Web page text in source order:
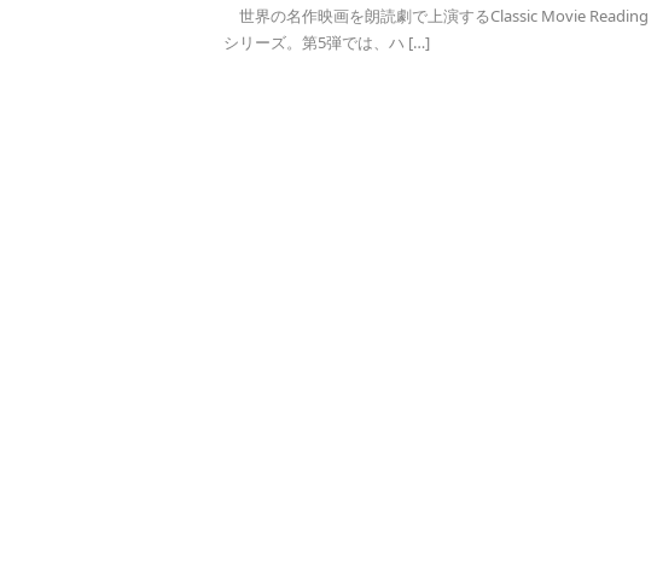
世界の名作映画を朗読劇で上演するClassic Movie Reading
シリーズ。第5弾では、ハ […]